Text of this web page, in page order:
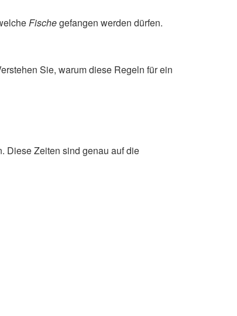
Fischegefangen werden dürfen.
Sie, warum diese Regeln für ein
Diese Zeiten sind genau auf die